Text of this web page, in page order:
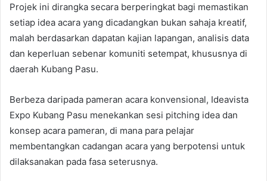
Projek ini dirangka secara berperingkat bagi memastikan
setiap idea acara yang dicadangkan bukan sahaja kreatif,
malah berdasarkan dapatan kajian lapangan, analisis data
dan keperluan sebenar komuniti setempat, khususnya di
daerah Kubang Pasu.
Berbeza daripada pameran acara konvensional, Ideavista
Expo Kubang Pasu menekankan sesi pitching idea dan
konsep acara pameran, di mana para pelajar
membentangkan cadangan acara yang berpotensi untuk
dilaksanakan pada fasa seterusnya.